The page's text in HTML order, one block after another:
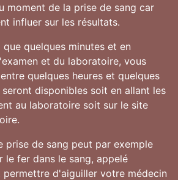
moment de la prise de sang car
influer sur les résultats.
que quelques minutes et en
et du laboratoire, vous
quelques heures et quelques
seront disponibles soit en allant les
au laboratoire soit sur le site
prise de sang peut par exemple
le fer dans le sang, appelé
permettre d'aiguiller votre médecin